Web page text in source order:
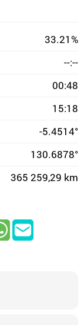
33.21%
--:--
00:48
15:18
-5.4514°
130.6878°
365 259,29 km